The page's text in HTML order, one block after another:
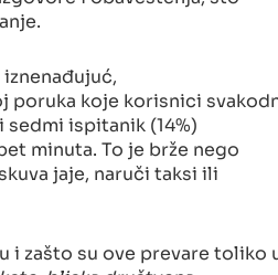
poruka koje korisnici
ispitanik (14%)
minuta. To je brže nego
jaje, naruči taksi ili
i zašto su ove prevare toliko